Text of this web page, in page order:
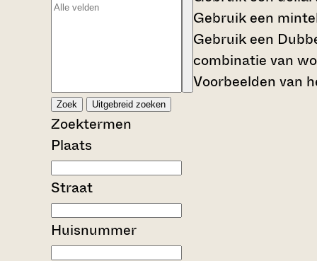
Gebruik een
Gebruik een
combinatie van
Voorbeelden van
Zoek Uitgebreid zoeken
Zoektermen
Plaats
Straat
Huisnummer